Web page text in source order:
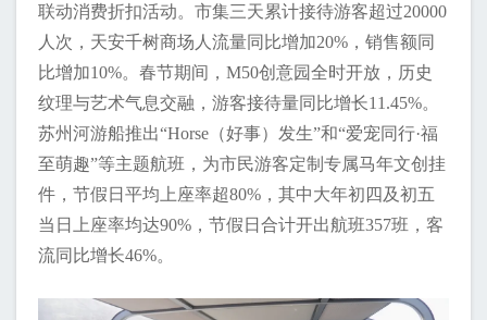
联动消费折扣活动。市集三天累计接待游客超过20000
人次，天安千树商场人流量同比增加20%，销售额同
比增加10%。春节期间，M50创意园全时开放，历史
纹理与艺术气息交融，游客接待量同比增长11.45%。
苏州河游船推出“Horse（好事）发生”和“爱宠同行·福
至萌趣”等主题航班，为市民游客定制专属马年文创挂
件，节假日平均上座率超80%，其中大年初四及初五
当日上座率均达90%，节假日合计开出航班357班，客
流同比增长46%。